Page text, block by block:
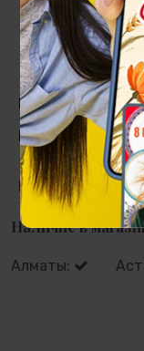
ценит символы с
время как
Коллекция
Материал
Размер
Наличие в
Алматы: